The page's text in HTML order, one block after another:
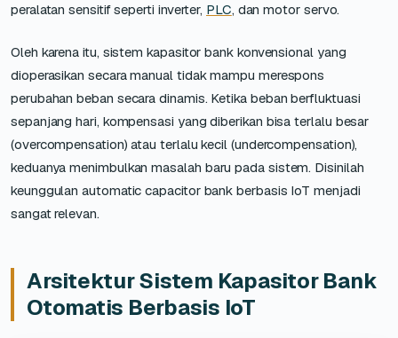
peralatan sensitif seperti inverter, PLC, dan motor servo.
Oleh karena itu, sistem kapasitor bank konvensional yang
dioperasikan secara manual tidak mampu merespons
perubahan beban secara dinamis. Ketika beban berfluktuasi
sepanjang hari, kompensasi yang diberikan bisa terlalu besar
(overcompensation) atau terlalu kecil (undercompensation),
keduanya menimbulkan masalah baru pada sistem. Disinilah
keunggulan automatic capacitor bank berbasis IoT menjadi
sangat relevan.
Arsitektur Sistem Kapasitor Bank
Otomatis Berbasis IoT